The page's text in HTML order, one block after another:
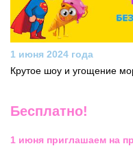
1 июня 2024 года
Крутое шоу и угощение
Бесплатно!
1 июня приглашаем на